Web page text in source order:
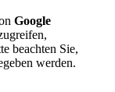
Google
beachten Sie,
werden.